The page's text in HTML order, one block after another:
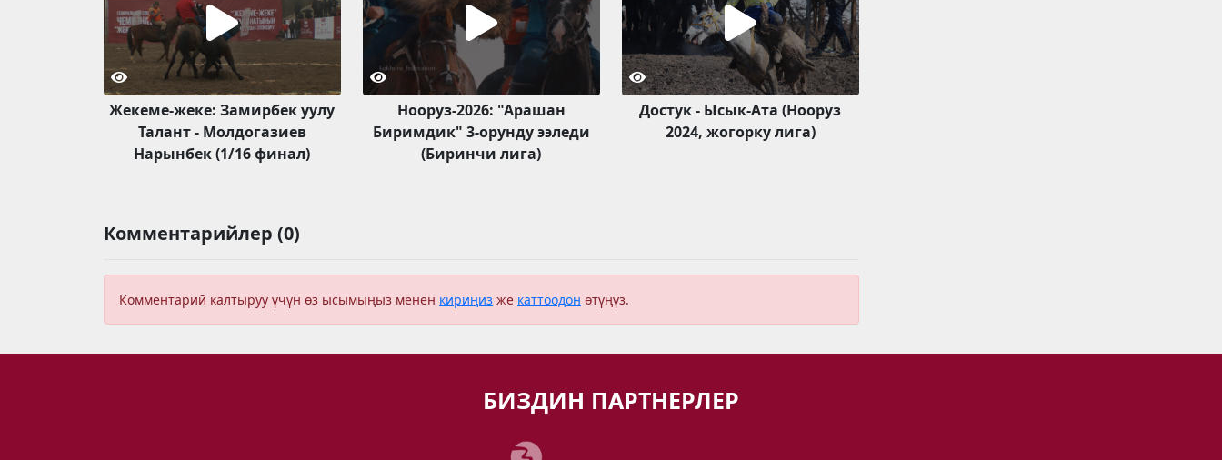
Жекеме-жеке: Замирбек уулу
Талант - Молдогазиев
Нарынбек (1/16 финал)
Нооруз-2026: "Арашан
Биримдик" 3-орунду ээледи
(Биринчи лига)
Достук - Ысык-Ата (Нооруз
2024, жогорку лига)
Комментарийлер (0)
Комментарий калтыруу үчүн өз ысымыңыз менен кириңиз же каттоодон өтүңүз.
БИЗДИН ПАРТНЕРЛЕР